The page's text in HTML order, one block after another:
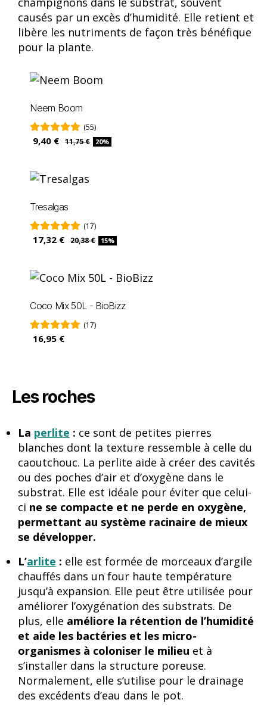
causés par un excès d’humidité. Elle retient et
libère les nutriments de façon très bénéfique
pour la plante.
Neem Boom
(55)
9,40 € 11,75 € 20%
Tresalgas
(17)
17,32 € 20,38 € 15%
Coco Mix 50L - BioBizz
(17)
16,95 €
Les roches
La perlite : ce sont de petites pierres
blanches dont la texture ressemble à celle du
caoutchouc. La perlite aide à créer des cavités
ou des poches d’air et d’oxygène dans le
substrat. Elle est idéale pour éviter que celui-
ci ne se compacte et ne perde en oxygène,
permettant au système racinaire de mieux
se développer.
L’arlite : elle est formée de morceaux d’argile
chauffés dans un four haute température
jusqu’à expansion. Elle peut être utilisée pour
améliorer l’oxygénation des substrats. De
plus, elle améliore la rétention de l’humidité
et aide les bactéries et les micro-
organismes à coloniser le milieu et à
s’installer dans la structure poreuse.
Normalement, elle s’utilise pour le drainage
des excédents d’eau dans le pot.